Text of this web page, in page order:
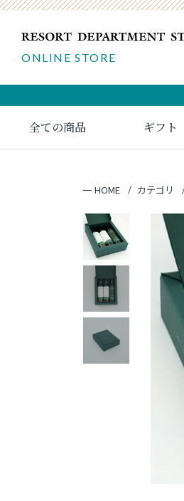
ONLINE STORE
全ての商品 ギフト
HOME カテゴリ